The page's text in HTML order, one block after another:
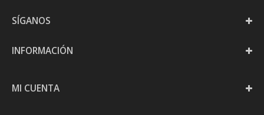
SÍGANOS
INFORMACIÓN
MI CUENTA